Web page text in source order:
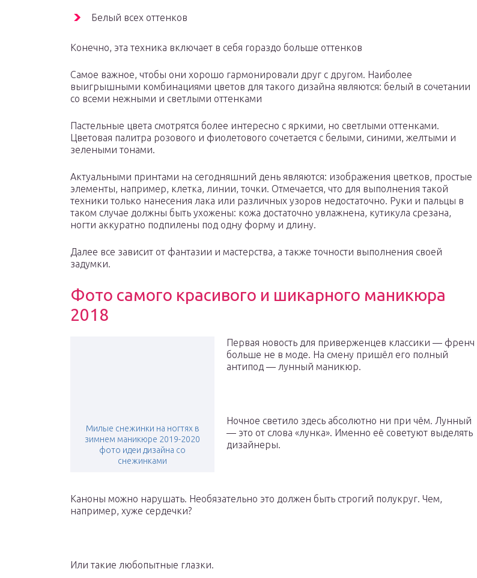
Белый всех оттенков
Конечно, эта техника включает в себя гораздо больше оттенков
Самое важное, чтобы они хорошо гармонировали друг с другом. Наиболее
выигрышными комбинациями цветов для такого дизайна являются: белый в сочетании
со всеми нежными и светлыми оттенками
Пастельные цвета смотрятся более интересно с яркими, но светлыми оттенками.
Цветовая палитра розового и фиолетового сочетается с белыми, синими, желтыми и
зелеными тонами.
Актуальными принтами на сегодняшний день являются: изображения цветков, простые
элементы, например, клетка, линии, точки. Отмечается, что для выполнения такой
техники только нанесения лака или различных узоров недостаточно. Руки и пальцы в
таком случае должны быть ухожены: кожа достаточно увлажнена, кутикула срезана,
ногти аккуратно подпилены под одну форму и длину.
Далее все зависит от фантазии и мастерства, а также точности выполнения своей
задумки.
Фото самого красивого и шикарного маникюра
2018
Милые снежинки на ногтях в
зимнем маникюре 2019-2020
фото идеи дизайна со
снежинками
Первая новость для приверженцев классики — френч
больше не в моде. На смену пришёл его полный
антипод — лунный маникюр.
Ночное светило здесь абсолютно ни при чём. Лунный
— это от слова «лунка». Именно её советуют выделять
дизайнеры.
Каноны можно нарушать. Необязательно это должен быть строгий полукруг. Чем,
например, хуже сердечки?
Или такие любопытные глазки.